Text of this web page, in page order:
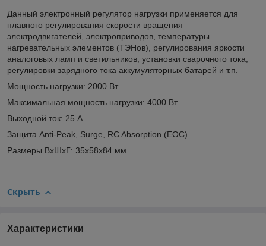
Данный электронный регулятор нагрузки применяется для
плавного регулирования скорости вращения
электродвигателей, электроприводов, температуры
нагревательных элементов (ТЭНов), регулирования яркости
аналоговых ламп и светильников, установки сварочного тока,
регулировки зарядного тока аккумуляторных батарей и т.п.
Мощность нагрузки: 2000 Вт
Максимальная мощность нагрузки: 4000 Вт
Выходной ток: 25 А
Защита Anti-Peak, Surge, RC Absorption (EOC)
Размеры ВхШхГ: 35х58х84 мм
Скрыть
Характеристики